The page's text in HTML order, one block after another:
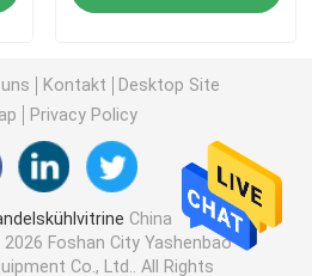
Kühlschrank
Gefrierschrank
Kontakt
Desktop Site
Privacy Policy
China
Foshan City Yashenbao
Co., Ltd.. All Rights